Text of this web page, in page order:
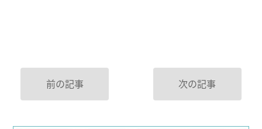
前の記事 次の記事